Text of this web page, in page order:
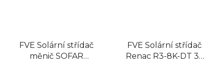
FVE Solární střídač
měnič SOFAR
FVE Solární střídač
Renac R3-8K-DT 3F